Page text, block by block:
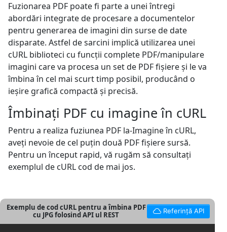
Fuzionarea PDF poate fi parte a unei întregi
abordări integrate de procesare a documentelor
pentru generarea de imagini din surse de date
disparate. Astfel de sarcini implică utilizarea unei
cURL biblioteci cu funcții complete PDF/manipulare
imagini care va procesa un set de PDF fișiere și le va
îmbina în cel mai scurt timp posibil, producând o
ieșire grafică compactă și precisă.
Îmbinați PDF cu imagine în cURL
Pentru a realiza fuziunea PDF la-Imagine în cURL,
aveți nevoie de cel puțin două PDF fișiere sursă.
Pentru un început rapid, vă rugăm să consultați
exemplul de cURL cod de mai jos.
Exemplu de cod cURL pentru a îmbina PDF
cu JPG folosind API ul REST
Referință API